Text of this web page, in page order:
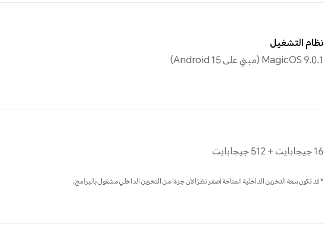
نظام التشغيل
MagicOS 9.0.1 (مبني على Android 15)
16 جيجابايت + 512 جيجابايت
*قد تكون سعة التخزين الداخلية المتاحة أصغر نظرًا لأن جزءًا من التخزين الداخلي مشغول بالبرامج.